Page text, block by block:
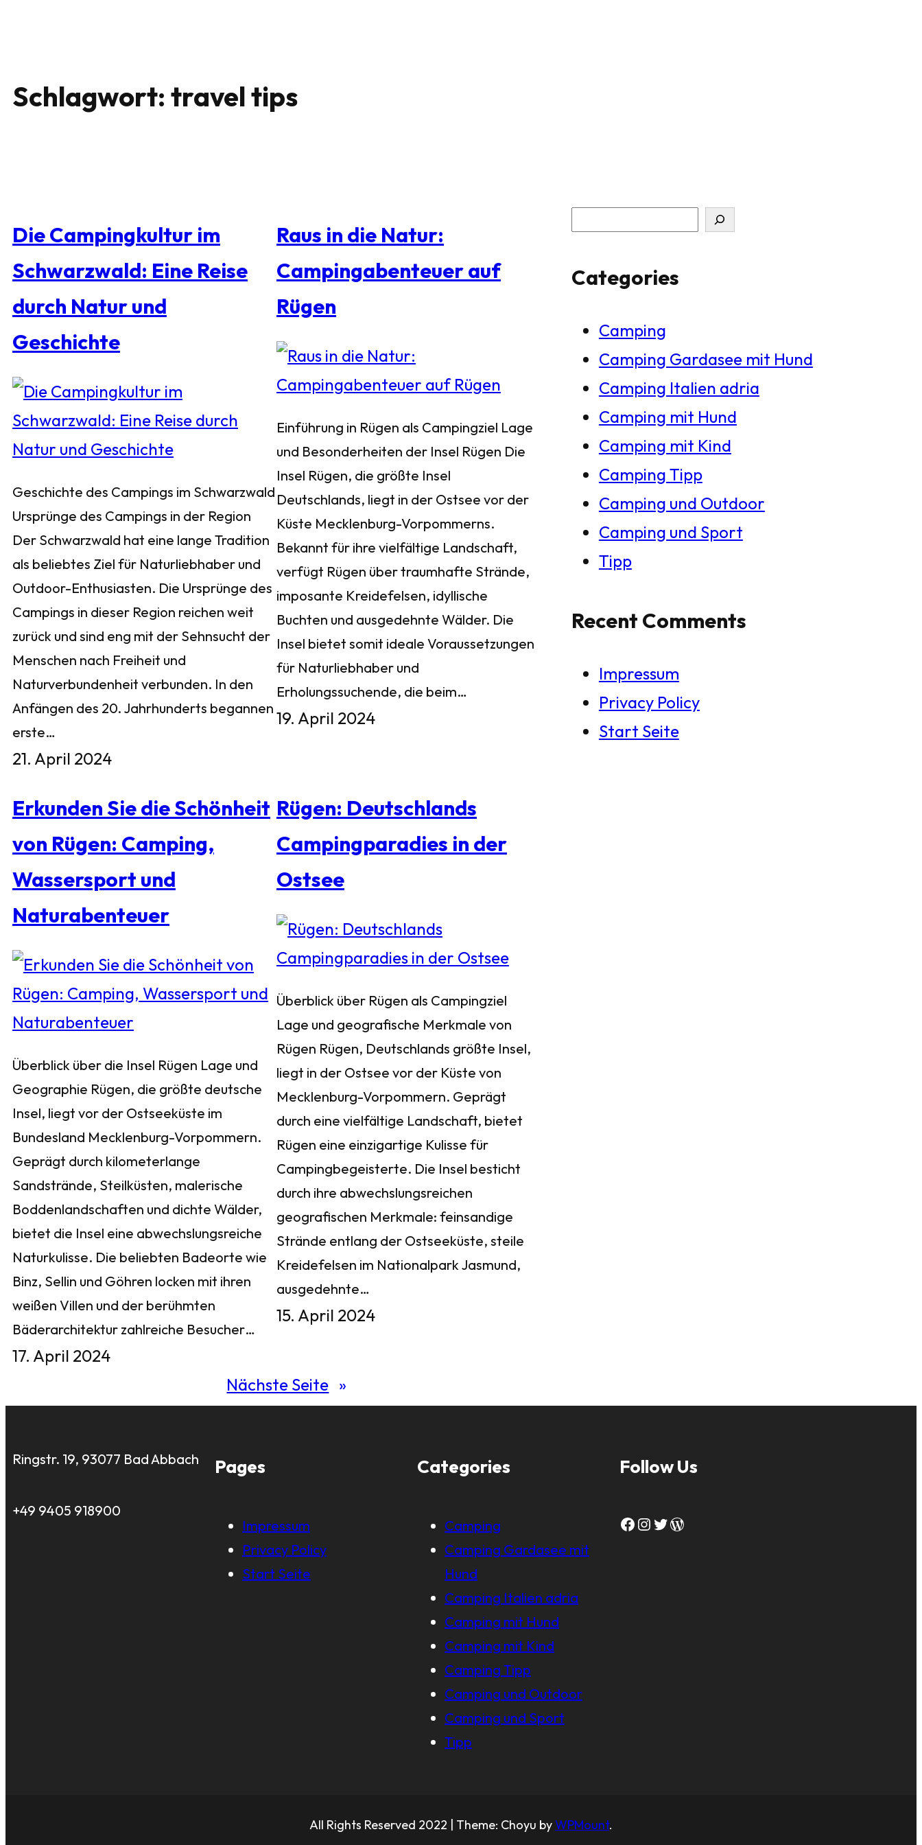
Schlagwort: travel tips
Die Campingkultur im
Schwarzwald: Eine Reise
durch Natur und
Geschichte
Geschichte des Campings im Schwarzwald
Ursprünge des Campings in der Region
Der Schwarzwald hat eine lange Tradition
als beliebtes Ziel für Naturliebhaber und
Outdoor-Enthusiasten. Die Ursprünge des
Campings in dieser Region reichen weit
zurück und sind eng mit der Sehnsucht der
Menschen nach Freiheit und
Naturverbundenheit verbunden. In den
Anfängen des 20. Jahrhunderts begannen
erste…
21. April 2024
Raus in die Natur:
Campingabenteuer auf
Rügen
Einführung in Rügen als Campingziel Lage
und Besonderheiten der Insel Rügen Die
Insel Rügen, die größte Insel
Deutschlands, liegt in der Ostsee vor der
Küste Mecklenburg-Vorpommerns.
Bekannt für ihre vielfältige Landschaft,
verfügt Rügen über traumhafte Strände,
imposante Kreidefelsen, idyllische
Buchten und ausgedehnte Wälder. Die
Insel bietet somit ideale Voraussetzungen
für Naturliebhaber und
Erholungssuchende, die beim…
19. April 2024
Erkunden Sie die Schönheit
von Rügen: Camping,
Wassersport und
Naturabenteuer
Überblick über die Insel Rügen Lage und
Geographie Rügen, die größte deutsche
Insel, liegt vor der Ostseeküste im
Bundesland Mecklenburg-Vorpommern.
Geprägt durch kilometerlange
Sandstrände, Steilküsten, malerische
Boddenlandschaften und dichte Wälder,
bietet die Insel eine abwechslungsreiche
Naturkulisse. Die beliebten Badeorte wie
Binz, Sellin und Göhren locken mit ihren
weißen Villen und der berühmten
Bäderarchitektur zahlreiche Besucher…
17. April 2024
Rügen: Deutschlands
Campingparadies in der
Ostsee
Überblick über Rügen als Campingziel
Lage und geografische Merkmale von
Rügen Rügen, Deutschlands größte Insel,
liegt in der Ostsee vor der Küste von
Mecklenburg-Vorpommern. Geprägt
durch eine vielfältige Landschaft, bietet
Rügen eine einzigartige Kulisse für
Campingbegeisterte. Die Insel besticht
durch ihre abwechslungsreichen
geografischen Merkmale: feinsandige
Strände entlang der Ostseeküste, steile
Kreidefelsen im Nationalpark Jasmund,
ausgedehnte…
15. April 2024
Nächste Seite »
c
Categories
Camping
Camping Gardasee mit Hund
Camping Italien adria
Camping mit Hund
Camping mit Kind
Camping Tipp
Camping und Outdoor
Camping und Sport
Tipp
Recent Comments
Impressum
Privacy Policy
Start Seite
Ringstr. 19, 93077 Bad Abbach
+49 9405 918900
Pages
Impressum
Privacy Policy
Start Seite
Categories
Camping
Camping Gardasee mit
Hund
Camping Italien adria
Camping mit Hund
Camping mit Kind
Camping Tipp
Camping und Outdoor
Camping und Sport
Tipp
Follow Us
Facebook Instagram Twitter WordPress
All Rights Reserved 2022 | Theme: Choyu byWPMount.